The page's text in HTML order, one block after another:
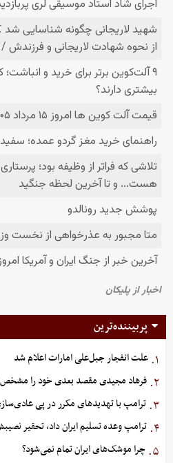
پربیننده‌ترین
۱. علت انفجار جبل‌علی امارات اعلام شد
۲. فرهاد مجیدی مقصد بعدی خود را
۳. ترامپ با تهدیدهای مکرر در پی
۴. ترامپ وعده تسلیم ایران داد، تحقیر
۵. چرا موشک‌های ایران تمام نمی‌شود؟